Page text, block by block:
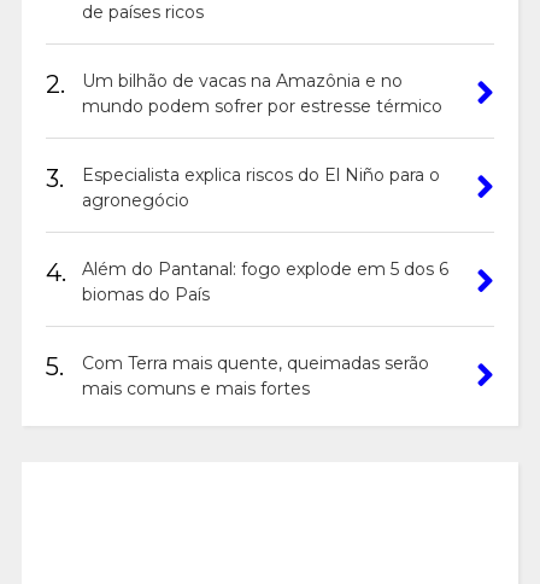
de países ricos
2.
Um bilhão de vacas na Amazônia e no
mundo podem sofrer por estresse térmico
3.
Especialista explica riscos do El Niño para o
agronegócio
4.
Além do Pantanal: fogo explode em 5 dos 6
biomas do País
5.
Com Terra mais quente, queimadas serão
mais comuns e mais fortes